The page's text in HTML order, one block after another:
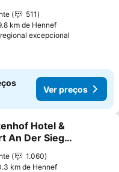
511
km de Hennef
excepcional
Ver preços
aos favoritos
Hotel &
An Der Sieg
Kg
1.060
km de Hennef